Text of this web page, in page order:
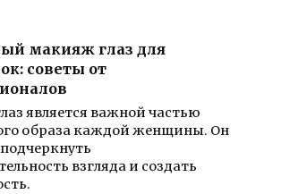
макияж глаз для
советы от
является важной частью
образа каждой женщины. Он
взгляда и создать